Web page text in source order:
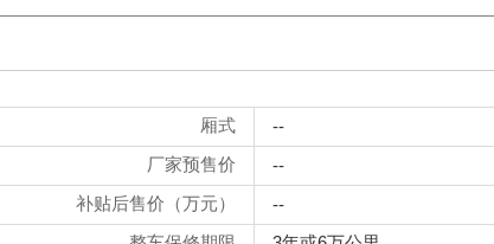
厢式
--
厂家预售价
--
补贴后售价（万元）
--